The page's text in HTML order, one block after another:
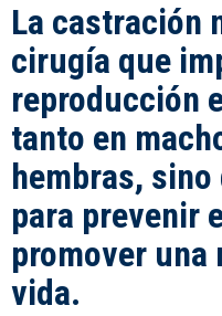
La castración
cirugía que
reproducción
tanto en
hembras,
para prevenir
promover una
vida.